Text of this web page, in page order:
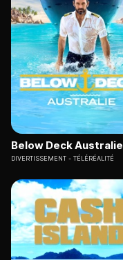
Below Deck Australie
DIVERTISSEMENT TÉLÉRÉALITÉ